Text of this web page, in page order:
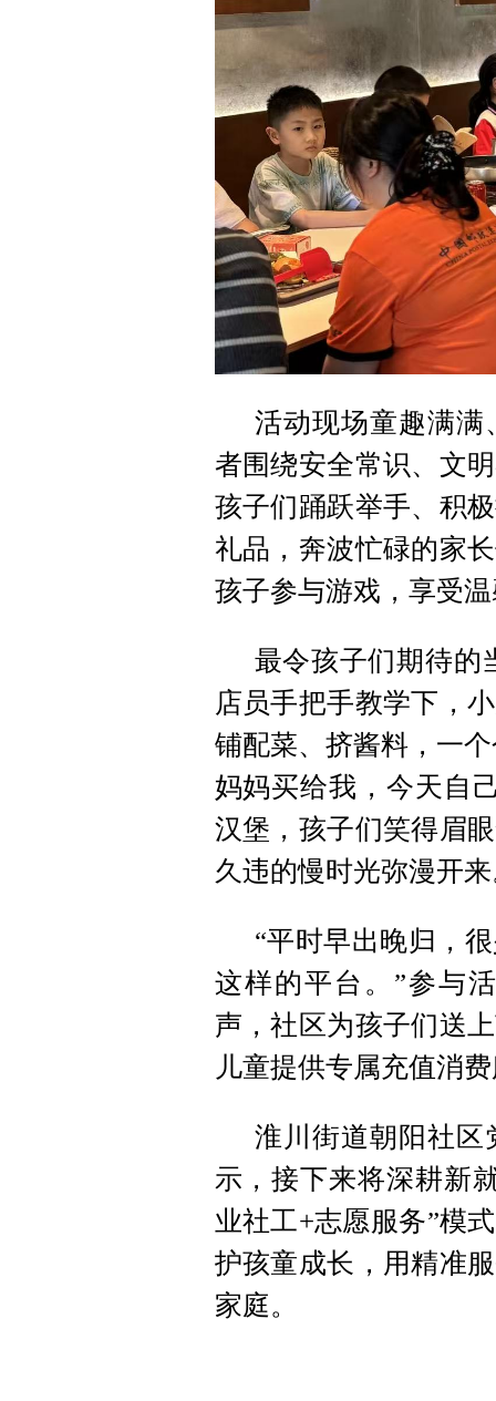
活动现场童趣满满
者围绕安全常识、文
孩子们踊跃举手、积
礼品，奔波忙碌的家
孩子参与游戏，享受
最令孩子们期待的
店员手把手教学下，
铺配菜、挤酱料，一
妈妈买给我，今天自
汉堡，孩子们笑得眉
久违的慢时光弥漫开
“平时早出晚归，
这样的平台。”参与
声，社区为孩子们送
儿童提供专属充值消
淮川街道朝阳社区
示，接下来将深耕新
业社工+志愿服务”模
护孩童成长，用精准
家庭。